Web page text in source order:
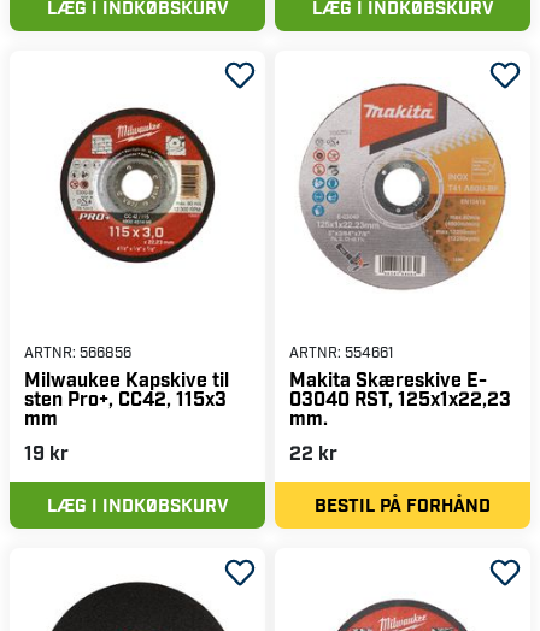
LÆG I INDKØBSKURV LÆG I INDKØBSKURV
ARTNR: 566856
Milwaukee Kapskive til
sten Pro+, CC42, 115x3
mm
19 kr
LÆG I INDKØBSKURV
ARTNR: 554661
Makita Skæreskive E-
03040 RST, 125x1x22,23
mm.
22 kr
BESTIL PÅ FORHÅND